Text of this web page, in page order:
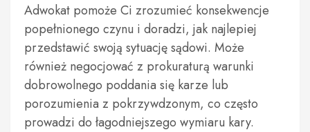
Adwokat pomoże Ci zrozumieć konsekwencje
popełnionego czynu i doradzi, jak najlepiej
przedstawić swoją sytuację sądowi. Może
również negocjować z prokuraturą warunki
dobrowolnego poddania się karze lub
porozumienia z pokrzywdzonym, co często
prowadzi do łagodniejszego wymiaru kary.